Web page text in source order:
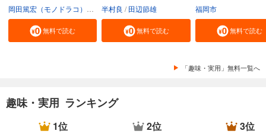
宮﨑樹
無料で読む
半村良 田辺節雄
無料で読む
福岡市
無料で読む
「趣味・実用」無料一覧へ
趣味・実用 ランキング
1位 2位 3位